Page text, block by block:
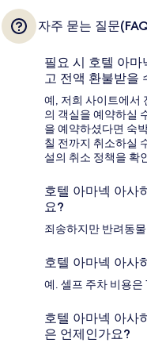
자주 묻는 질문
필요 시 호텔 아
고 전액 환불받을
예, 저희 사이트에서
의 객실을 예약하실
을 예약하셨다면 숙
칠 전까지 취소하실
설의 취소 정책을 확
호텔 아마넥 아사
요?
죄송하지만 반려동
호텔 아마넥 아사
예. 셀프 주차 비용은
호텔 아마넥 아사
은 언제인가요?